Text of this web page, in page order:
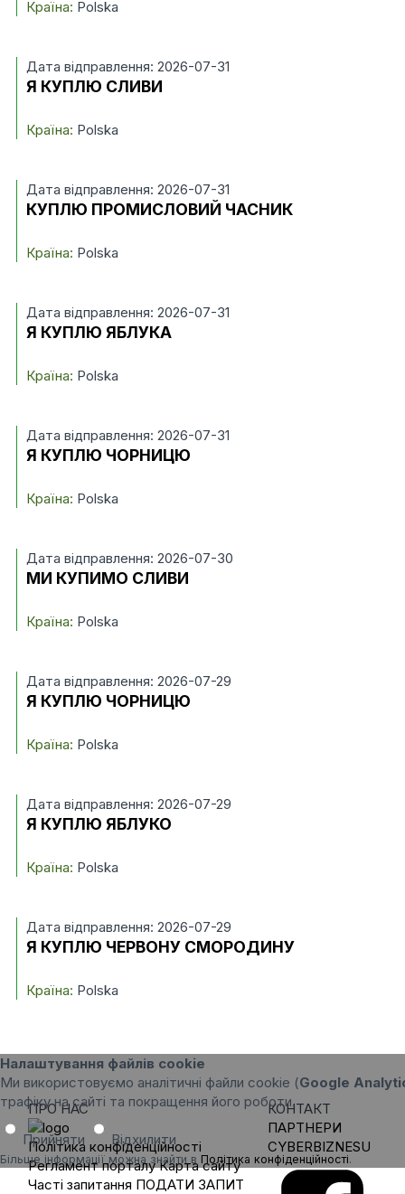
Країна: Polska
Дата відправлення: 2026-07-31
Я КУПЛЮ СЛИВИ
Країна: Polska
Дата відправлення: 2026-07-31
КУПЛЮ ПРОМИСЛОВИЙ ЧАСНИК
Країна: Polska
Дата відправлення: 2026-07-31
Я КУПЛЮ ЯБЛУКА
Країна: Polska
Дата відправлення: 2026-07-31
Я КУПЛЮ ЧОРНИЦЮ
Країна: Polska
Дата відправлення: 2026-07-30
МИ КУПИМО СЛИВИ
Країна: Polska
Дата відправлення: 2026-07-29
Я КУПЛЮ ЧОРНИЦЮ
Країна: Polska
Дата відправлення: 2026-07-29
Я КУПЛЮ ЯБЛУКО
Країна: Polska
Дата відправлення: 2026-07-29
Я КУПЛЮ ЧЕРВОНУ СМОРОДИНУ
Країна: Polska
Налаштування файлів cookie
Ми використовуємо аналітичні файли cookie (Google
трафіку на сайті та покращення його роботи.
Прийняти Відхилити
Більше інформації можна знайти в Політика конфіденційності.
ПРО НАС
Політика конфіденційності
Регламент порталу Карта сайту
Часті запитання ПОДАТИ ЗАПИТ
КОНТАКТ
ПАРТНЕРИ
CYBERBIZNESU